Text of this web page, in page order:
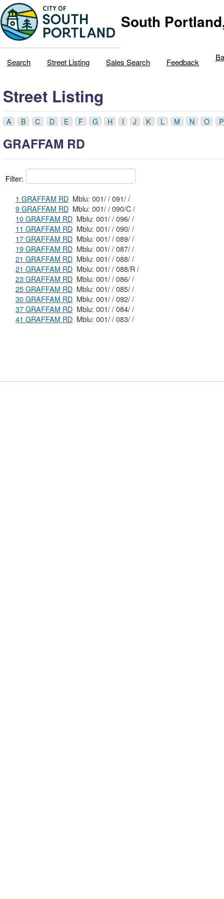
South
Search Street Listing Sales Search Feedback
Street Listing
A B C D E F G H I J K L M N O P
GRAFFAM RD
Filter:
1 GRAFFAM RD
Mblu: 001/ / 091/ /
9 GRAFFAM RD
Mblu: 001/ / 090/C /
10 GRAFFAM RD
Mblu: 001/ / 096/ /
11 GRAFFAM RD
Mblu: 001/ / 090/ /
17 GRAFFAM RD
Mblu: 001/ / 089/ /
19 GRAFFAM RD
Mblu: 001/ / 087/ /
21 GRAFFAM RD
Mblu: 001/ / 088/ /
21 GRAFFAM RD
Mblu: 001/ / 088/R /
23 GRAFFAM RD
Mblu: 001/ / 086/ /
25 GRAFFAM RD
Mblu: 001/ / 085/ /
30 GRAFFAM RD
Mblu: 001/ / 092/ /
37 GRAFFAM RD
Mblu: 001/ / 084/ /
41 GRAFFAM RD
Mblu: 001/ / 083/ /